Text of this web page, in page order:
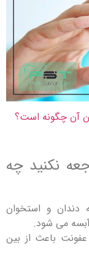
آن چگونه است؟
نکنید چه
دندان و استخوان
می شود.
باعث از بین